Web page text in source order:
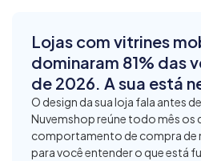
Lojas com vitrines
dominaram 81% das
de 2026. A sua está
O design da sua loja fala antes
Nuvemshop reúne todo mês os
comportamento de compra de
para você entender o que está